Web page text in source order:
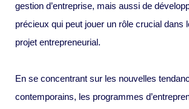
gestion d’entreprise, mais aussi de
précieux qui peut jouer un rôle crucial dans
projet entrepreneurial.
En se concentrant sur les nouvelles
contemporains, les programmes